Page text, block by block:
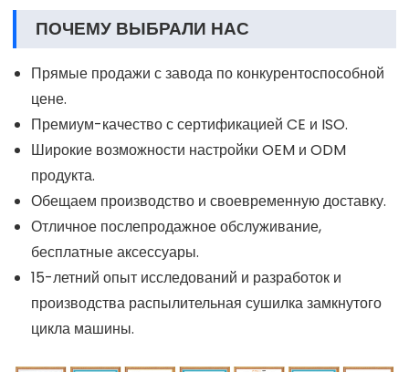
ПОЧЕМУ ВЫБРАЛИ НАС
Прямые продажи с завода по конкурентоспособной
цене.
Премиум-качество с сертификацией CE и ISO.
Широкие возможности настройки OEM и ODM
продукта.
Обещаем производство и своевременную доставку.
Отличное послепродажное обслуживание,
бесплатные аксессуары.
15-летний опыт исследований и разработок и
производства распылительная сушилка замкнутого
цикла машины.